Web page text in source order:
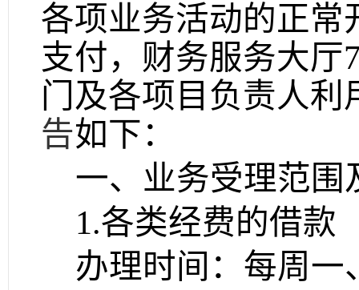
各项业务活动的正常
支付，财务服务大厅
门及各项目负责人
告如下：
一、业务受理范围
1.各类经费的借款
办理时间：每周一